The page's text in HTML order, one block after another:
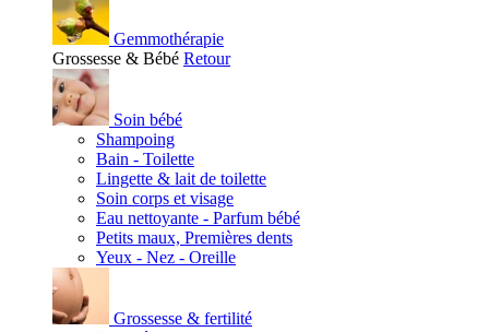
Gemmothérapie
Grossesse & Bébé Retour
Soin bébé
Shampoing
Bain - Toilette
Lingette & lait de toilette
Soin corps et visage
Eau nettoyante - Parfum bébé
Petits maux, Premières dents
Yeux - Nez - Oreille
Grossesse & fertilité